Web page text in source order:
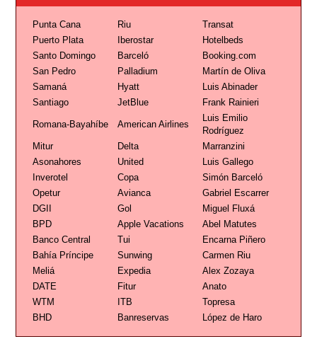
Punta Cana Riu
Transat
Puerto Plata
Iberostar
Hotelbeds
Santo Domingo
Barceló
Booking.com
San Pedro
Palladium
Martín de Oliva
Samaná
Hyatt
Luis Abinader
Santiago
JetBlue Frank Rainieri
Romana-Bayahíbe American Airlines
Luis Emilio
Rodríguez
Mitur
Delta
Marranzini
Asonahores
United
Luis Gallego
Inverotel
Copa
Simón Barceló
Opetur
Avianca
Gabriel Escarrer
DGII
Gol
Miguel Fluxá
BPD
Apple Vacations
Abel Matutes
Banco Central
Tui
Encarna Piñero
Bahía Príncipe
Sunwing
Carmen Riu
Meliá
Expedia
Alex Zozaya
DATE
Fitur
Anato
WTM
ITB
Topresa
BHD
Banreservas López de Haro